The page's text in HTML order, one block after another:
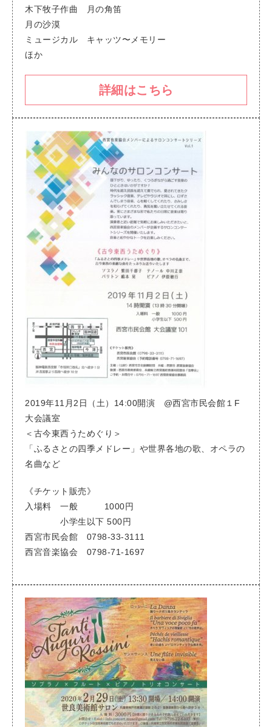
木下牧子作曲 月の角笛
月の沙漠
ミュージカル キャッツ〜メモリー
ほか
詳細はこちら
みんなのサロンコンサート
2019年11月2日（土）14:00開演 @西宮市民会館１F
大会議室
＜古今東西うためぐり＞
「ふるさとの四季メドレー」や世界各地の歌、オペラの
名曲など
《チケット販売》
入場料 一般 1000円
小学生以下 500円
西宮市民会館 0798-33-3111
西宮音楽協会 0798-71-1697